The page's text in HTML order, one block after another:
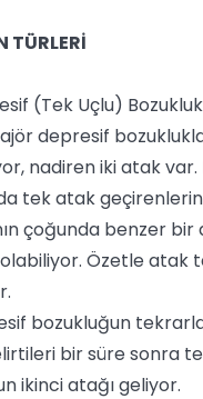
TÜRLERİ
(Tek Uçlu)
depresif
nadiren iki atak
tek atak geçirenlerin
çoğunda benzer bir
Özetle atak
bozukluğun
bir süre sonra
ikinci atağı geliyor.